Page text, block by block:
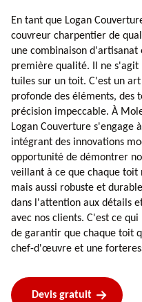
En tant que Logan
couvreur charpentier de
une combinaison
première qualité. Il ne s'agit
tuiles sur un toit. C'est un
profonde des éléments, des
précision impeccable. À
Logan Couverture s'engage
intégrant des innovations
opportunité de démontrer
veillant à ce que chaque toit
mais aussi robuste et
dans l'attention aux détails
avec nos clients. C'est ce
de garantir que chaque toit
chef-d'œuvre et une
Devis gratuit